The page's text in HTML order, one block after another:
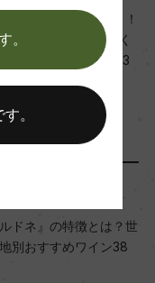
ンク(マロラクテ
期間:36カ月
ーシーズンにピッタリ！
最適なワイン-シマく
んでもランキング2023
月28日
ルドネ』の特徴とは？世
別おすすめワイン38
。
。